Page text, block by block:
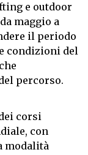
e outdoor
maggio a
il periodo
condizioni del
percorso.
corsi
con
modalità